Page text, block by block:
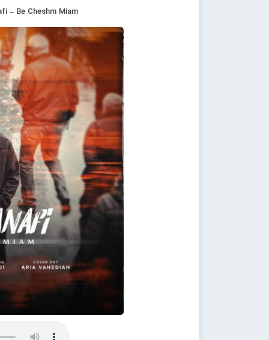
– Be Cheshm Miam